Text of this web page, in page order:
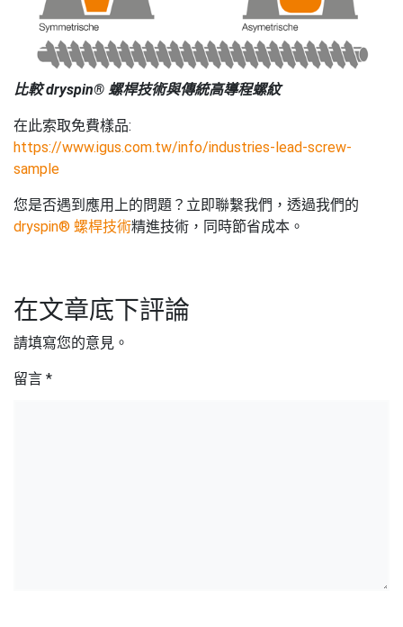
比較 dryspin® 螺桿技術與傳統高導程螺紋
在此索取免費樣品:
https://www.igus.com.tw/info/industries-lead-screw-
sample
您是否遇到應用上的問題？立即聯繫我們，透過我們的
dryspin® 螺桿技術精進技術，同時節省成本。
在文章底下評論
請填寫您的意見。
留言 *